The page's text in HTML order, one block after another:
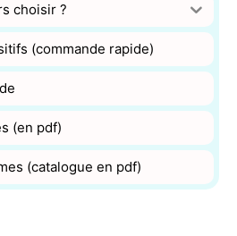
choisir ?
(commande rapide)
(en pdf)
(catalogue en pdf)